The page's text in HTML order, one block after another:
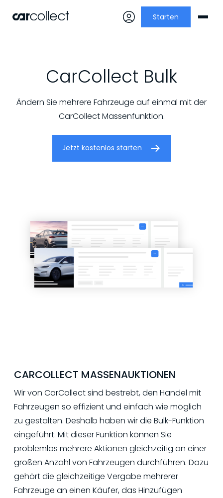
Starten
CarCollect Bulk
Ändern Sie mehrere Fahrzeuge auf einmal mit der
CarCollect Massenfunktion.
Jetzt kostenlos starten
CARCOLLECT MASSENAUKTIONEN
Wir von CarCollect sind bestrebt, den Handel mit
Fahrzeugen so effizient und einfach wie möglich
zu gestalten. Deshalb haben wir die Bulk-Funktion
eingeführt. Mit dieser Funktion können Sie
problemlos mehrere Aktionen gleichzeitig an einer
großen Anzahl von Fahrzeugen durchführen. Dazu
gehört die gleichzeitige Vergabe mehrerer
Fahrzeuge an einen Käufer, das Hinzufügen